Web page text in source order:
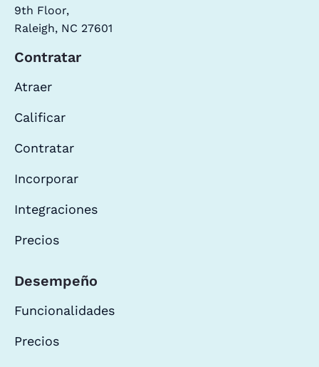
9th Floor,
Raleigh, NC 27601
Contratar
Atraer
Calificar
Contratar
Incorporar
Integraciones
Precios
Desempeño
Funcionalidades
Precios